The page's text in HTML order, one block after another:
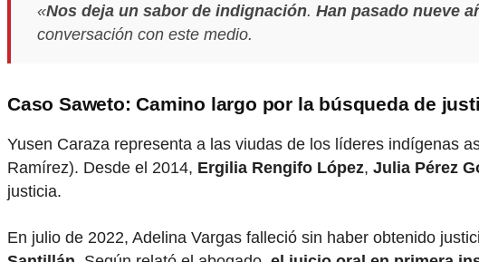
«Nos deja un sabor de indignación. Han pasado nueve
conversación con este medio.
Caso Saweto: Camino largo por la búsqueda de
Yusen Caraza representa a las viudas de los líderes indígenas
Ramírez). Desde el 2014, Ergilia Rengifo López, Julia Pérez
justicia.
En julio de 2022, Adelina Vargas falleció sin haber obtenido